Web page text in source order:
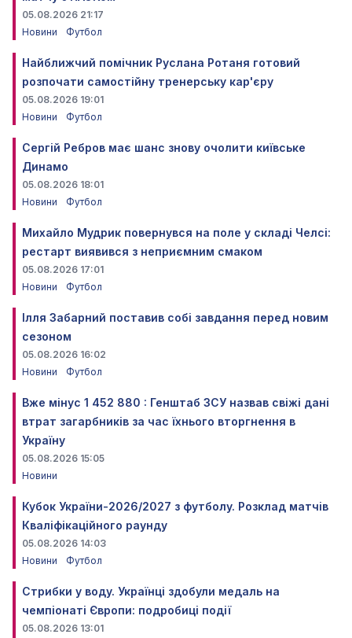
05.08.2026 21:17
Новини
Футбол
Найближчий помічник Руслана Ротаня готовий
розпочати самостійну тренерську кар'єру
05.08.2026 19:01
Новини
Футбол
Сергій Ребров має шанс знову очолити київське
Динамо
05.08.2026 18:01
Новини
Футбол
Михайло Мудрик повернувся на поле у складі Челсі:
рестарт виявився з неприємним смаком
05.08.2026 17:01
Новини
Футбол
Ілля Забарний поставив собі завдання перед новим
сезоном
05.08.2026 16:02
Новини
Футбол
Вже мінус 1 452 880 : Генштаб ЗСУ назвав свіжі дані
втрат загарбників за час їхнього вторгнення в
Україну
05.08.2026 15:05
Новини
Кубок України-2026/2027 з футболу. Розклад матчів
Кваліфікаційного раунду
05.08.2026 14:03
Новини
Футбол
Стрибки у воду. Українці здобули медаль на
чемпіонаті Європи: подробиці події
05.08.2026 13:01